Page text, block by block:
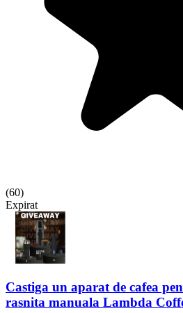
(60)
Expirat
Castiga un aparat de cafea
rasnita manuala Lambda